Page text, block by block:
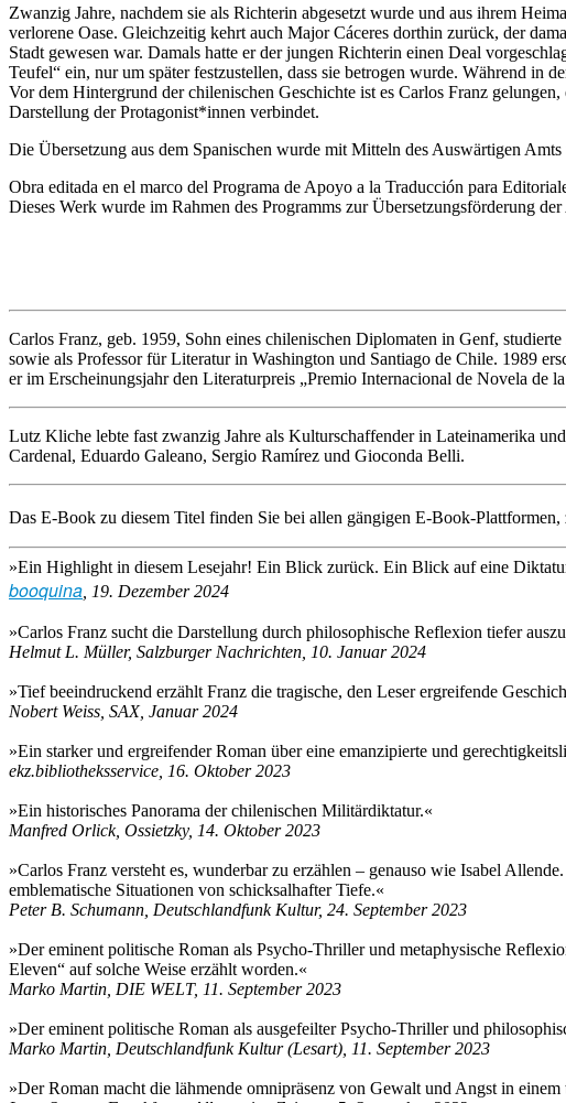
Zwanzig Jahre, nachdem sie als Richterin abgesetzt wurde und aus ihrem
verlorene Oase. Gleichzeitig kehrt auch Major Cáceres dorthin zurück, der
Stadt gewesen war. Damals hatte er der jungen Richterin einen Deal
Teufel“ ein, nur um später festzustellen, dass sie betrogen wurde. Während in
Vor dem Hintergrund der chilenischen Geschichte ist es Carlos Franz
Darstellung der Protagonist*innen verbindet.
Die Übersetzung aus dem Spanischen wurde mit Mitteln des Auswärtigen
Obra editada en el marco del Programa de Apoyo a la Traducción para
Dieses Werk wurde im Rahmen des Programms zur Übersetzungsförderung
Carlos Franz, geb. 1959, Sohn eines chilenischen Diplomaten in Genf,
sowie als Professor für Literatur in Washington und Santiago de Chile. 1989
er im Erscheinungsjahr den Literaturpreis „Premio Internacional de Novela de
Lutz Kliche lebte fast zwanzig Jahre als Kulturschaffender in Lateinamerika
Cardenal, Eduardo Galeano, Sergio Ramírez und Gioconda Belli.
Das E-Book zu diesem Titel finden Sie bei allen gängigen E-Book-Plattformen,
»Ein Highlight in diesem Lesejahr! Ein Blick zurück. Ein Blick auf eine
booquina , 19. Dezember 2024
»Carlos Franz sucht die Darstellung durch philosophische Reflexion tiefer
Helmut L. Müller, Salzburger Nachrichten, 10. Januar 2024
»Tief beeindruckend erzählt Franz die tragische, den Leser ergreifende
Nobert Weiss, SAX, Januar 2024
»Ein starker und ergreifender Roman über eine emanzipierte und
ekz.bibliotheksservice, 16. Oktober 2023
»Ein historisches Panorama der chilenischen Militärdiktatur.«
Manfred Orlick, Ossietzky, 14. Oktober 2023
»Carlos Franz versteht es, wunderbar zu erzählen – genauso wie Isabel
emblematische Situationen von schicksalhafter Tiefe.«
Peter B. Schumann, Deutschlandfunk Kultur, 24. September 2023
»Der eminent politische Roman als Psycho-Thriller und metaphysische
Eleven“ auf solche Weise erzählt worden.«
Marko Martin, DIE WELT, 11. September 2023
»Der eminent politische Roman als ausgefeilter Psycho-Thriller und
Marko Martin, Deutschlandfunk Kultur (Lesart), 11. September 2023
»Der Roman macht die lähmende omnipräsenz von Gewalt und Angst in